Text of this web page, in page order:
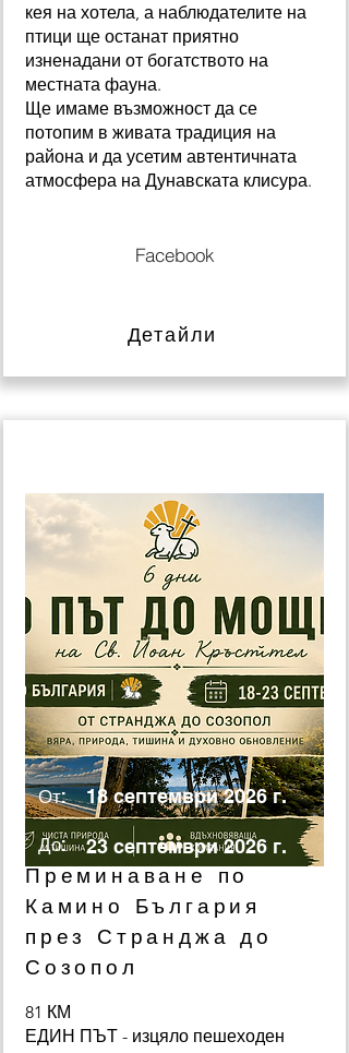
кея на хотела, а наблюдателите на
птици ще останат приятно
изненадани от богатството на
местната фауна.
Ще имаме възможност да се
потопим в живата традиция на
района и да усетим автентичната
атмосфера на Дунавската клисура.
Facebook
Детайли
От:
До:
23 септември 2026 г.
18 септември 2026 г.
Преминаване по
Камино България
през Странджа до
Созопол
81 КМ
ЕДИН ПЪТ - изцяло пешеходен